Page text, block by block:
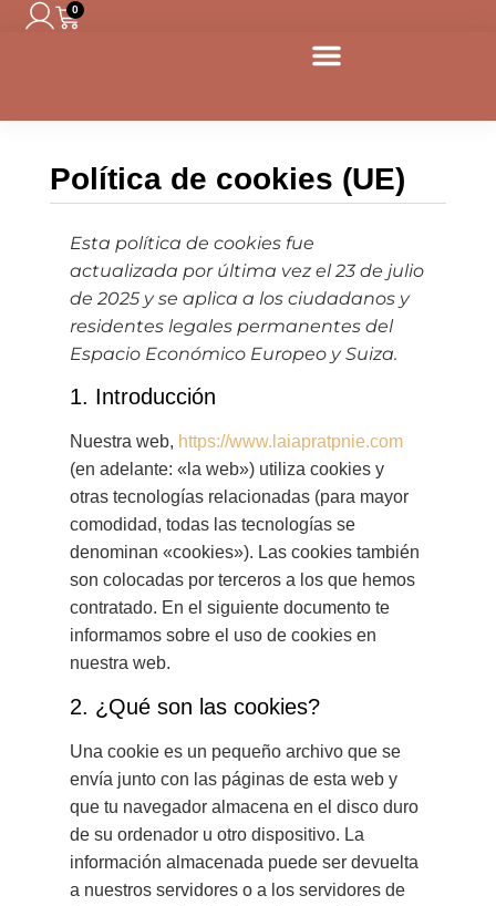
0
Política de cookies (UE)
Esta política de cookies fue
actualizada por última vez el 23 de julio
de 2025 y se aplica a los ciudadanos y
residentes legales permanentes del
Espacio Económico Europeo y Suiza.
1. Introducción
Nuestra web, https://www.laiapratpnie.com
(en adelante: «la web») utiliza cookies y
otras tecnologías relacionadas (para mayor
comodidad, todas las tecnologías se
denominan «cookies»). Las cookies también
son colocadas por terceros a los que hemos
contratado. En el siguiente documento te
informamos sobre el uso de cookies en
nuestra web.
2. ¿Qué son las cookies?
Una cookie es un pequeño archivo que se
envía junto con las páginas de esta web y
que tu navegador almacena en el disco duro
de su ordenador u otro dispositivo. La
información almacenada puede ser devuelta
a nuestros servidores o a los servidores de